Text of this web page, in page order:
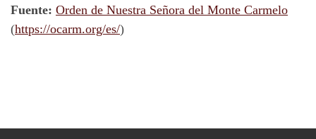
Fuente: Orden de Nuestra Señora del Monte Carmelo
(https://ocarm.org/es/)